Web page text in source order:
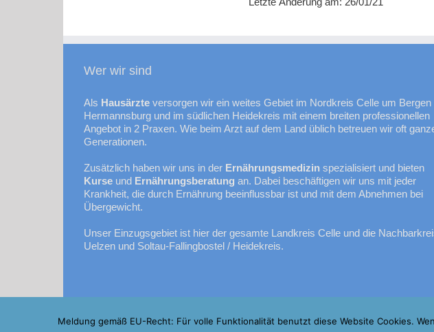
Wer wir sind
Als Hausärzte versorgen wir ein weites Gebiet im Nordkreis Celle um Bergen
Hermannsburg und im südlichen Heidekreis mit einem breiten professionellen
Angebot in 2 Praxen. Wie beim Arzt auf dem Land üblich betreuen wir oft
Generationen.
Zusätzlich haben wir uns in der Ernährungsmedizin spezialisiert und bieten
Kurse und Ernährungsberatung an. Dabei beschäftigen wir uns mit jeder
Krankheit, die durch Ernährung beeinflussbar ist und mit dem Abnehmen bei
Übergewicht.
Unser Einzugsgebiet ist hier der gesamte Landkreis Celle und die
Uelzen und Soltau-Fallingbostel / Heidekreis.
Meldung gemäß EU-Recht: Für volle Funktionalität benutzt diese Website Cookies.